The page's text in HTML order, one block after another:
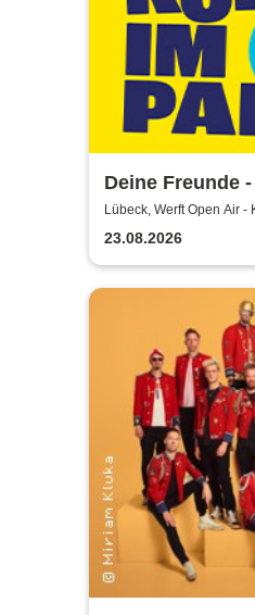
Deine Freunde
im Park - Open
Lübeck, Werft Open Air -
23.08.2026